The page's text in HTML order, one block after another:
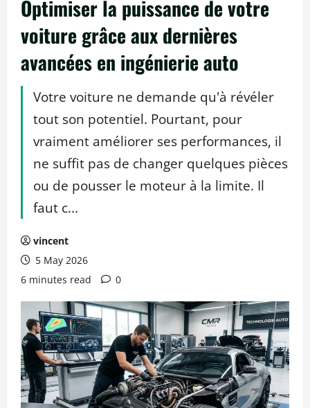
Optimiser la puissance de votre
voiture grâce aux dernières
avancées en ingénierie auto
Votre voiture ne demande qu'à révéler
tout son potentiel. Pourtant, pour
vraiment améliorer ses performances, il
ne suffit pas de changer quelques pièces
ou de pousser le moteur à la limite. Il
faut c...
vincent
5 May 2026
6 minutes read
0